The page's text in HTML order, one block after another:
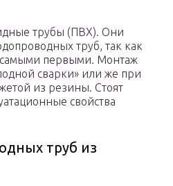
трубы (ПВХ). Они
труб, так как
самыми первыми. Монтаж
сварки» или же при
из резины. Стоят
свойства
труб из